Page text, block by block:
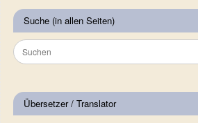
Suche (in allen Seiten)
Übersetzer / Translator